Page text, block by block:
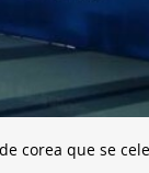
corea que se